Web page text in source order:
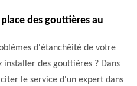
des gouttières au
d'étanchéité de votre
installer des gouttières ? Dans
le service d'un expert dans